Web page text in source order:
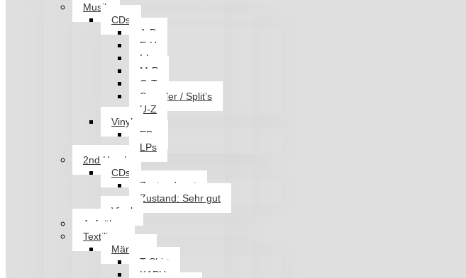
Musik
CDs
A-D
E-H
I-L
M-P
Q-T
Sampler / Split’s
U-Z
Vinyl
EPs
LPs
2nd Hand
CDs
Zustand: gut
Zustand: Sehr gut
Vinyl
Aufnäher
Textilien
Männer
T-Shirt
KAPU